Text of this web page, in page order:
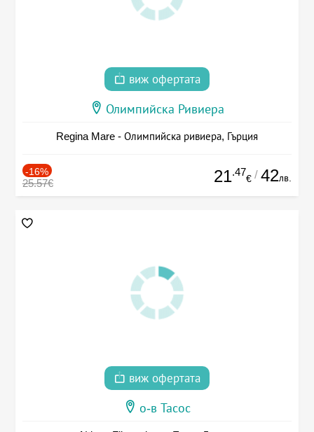
виж офертата
Олимпийска Ривиера
Regina Mare - Олимпийска ривиера, Гърция
-16%
25.57€ 21.47
€ / 42лв.
виж офертата
о-в Тасос